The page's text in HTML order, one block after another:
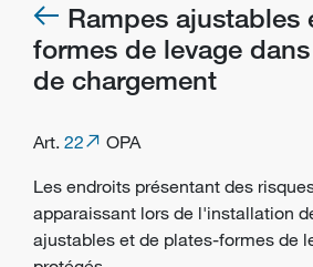
Rampes ajustables
formes de levage
de chargement
Art. 22
OPA
Les endroits présentant des
apparaissant lors de l'installation
ajustables et de plates-formes de